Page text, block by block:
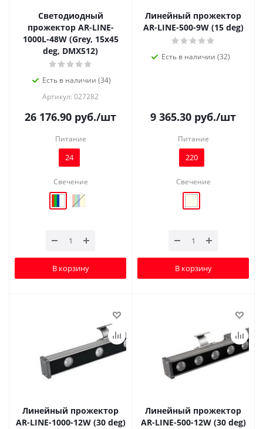
Светодиодный
прожектор AR-LINE-
1000L-48W (Grey, 15x45
deg, DMX512)
Есть в наличии (34)
Артикул: 027282
26 176.90 руб./шт
Питание
24
Свечение
В корзину
Линейный прожектор
AR-LINE-500-9W (15 deg)
Есть в наличии (32)
9 365.30 руб./шт
Питание
220
Свечение
В корзину
Линейный прожектор
AR-LINE-1000-12W (30 deg)
Линейный прожектор
AR-LINE-500-12W (30 deg)